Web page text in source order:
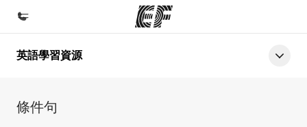
首頁
課程
英語學習資源
條件句